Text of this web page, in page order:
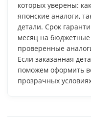
которых уверены:
японские аналоги,
детали. Срок
месяц на бюджетные
проверенные
Если заказанная
поможем оформить
прозрачных